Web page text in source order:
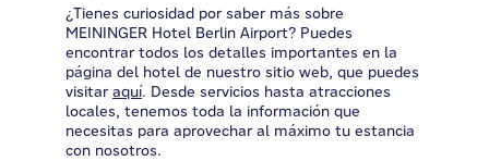
¿Tienes curiosidad por saber más sobre
MEININGER Hotel Berlin Airport? Puedes
encontrar todos los detalles importantes en la
página del hotel de nuestro sitio web, que puedes
visitar aquí. Desde servicios hasta atracciones
locales, tenemos toda la información que
necesitas para aprovechar al máximo tu estancia
con nosotros.